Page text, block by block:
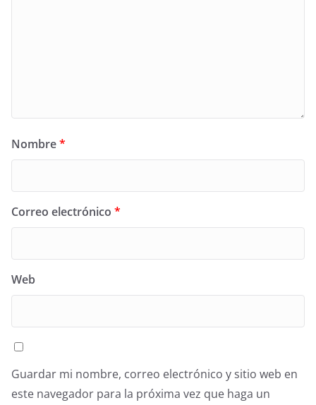
Nombre*
Correo electrónico *
Web
Guardar mi nombre, correo electrónico y sitio web en
este navegador para la próxima vez que haga un